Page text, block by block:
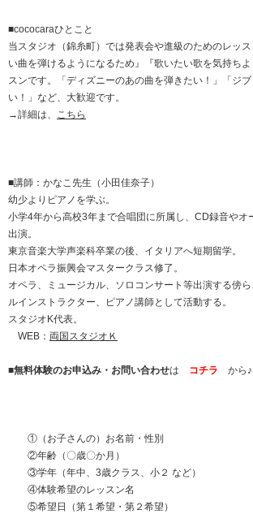
■cococaraひとこと
当スタジオ（錦糸町）では発表会や進級のためのレッ
い曲を弾けるようになるため』『歌いたい歌を気持ち
スンです。「ディズニーのあの曲を弾きたい！」「ジ
い！」など、大歓迎です。
→詳細は、 こちら
■講師：かなこ先生（小田佳奈子）
幼少よりピアノを学ぶ。
小学4年から高校3年まで合唱団に所属し、CD録音やオ
出演。
東京音楽大学声楽科卒業の後、イタリアへ短期留学。
日本オペラ振興会マスタークラス修了。
オペラ、ミュージカル、ソロコンサート等出演する傍
ルインストラクター、ピアノ講師として活動する。
スタジオK代表。
WEB： 両国スタジオＫ
■無料体験のお申込み・お問い合わせは コチラ から♪
①（お子さんの）お名前・性別
②年齢（〇歳〇か月）
③学年（年中、3歳クラス、小２ など）
④体験希望のレッスン名
⑤希望日（第１希望・第２希望）